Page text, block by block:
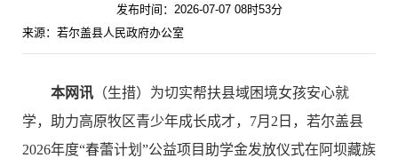
发布时间：2026-07-07 08时53分
来源：若尔盖县人民政府办公室
本网讯 （生措）为切实帮扶县域困境女孩安心就
学，助力高原牧区青少年成长成才， 7月 2 日，若尔盖县
2026年度“春蕾计划”公益项目助学金发放仪式在阿坝藏族